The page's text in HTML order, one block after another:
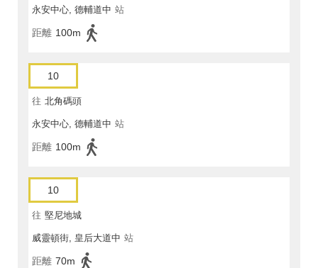
永安中心, 德輔道中 站
距離 100m
10
往 北角碼頭
永安中心, 德輔道中 站
距離 100m
10
往 堅尼地城
威靈頓街, 皇后大道中 站
距離 70m